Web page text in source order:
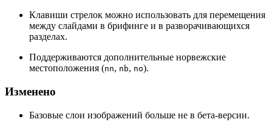
Клавиши стрелок можно использовать для перемещения
между слайдами в брифинге и в разворачивающихся
разделах.
Поддерживаются дополнительные норвежские
местоположения (nn, nb, no).
Изменено
Базовые слои изображений больше не в бета-версии.